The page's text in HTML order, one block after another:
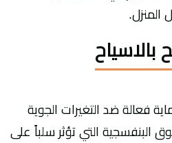
المنزل.
فعالة ضد التغيرات الجوية
البنفسجية التي تؤثر سلباً على